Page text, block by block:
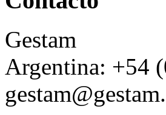
Gestam
Argentina: +54